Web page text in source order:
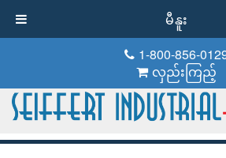
1-800-856-
လှည်းကြည့်
မီနူး